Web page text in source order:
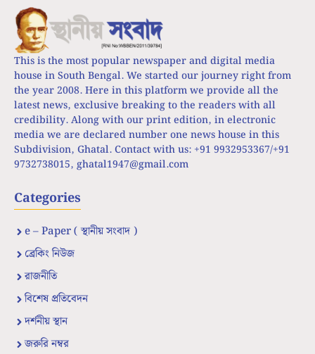
This is the most popular newspaper and digital media
house in South Bengal. We started our journey right from
the year 2008. Here in this platform we provide all the
latest news, exclusive breaking to the readers with all
credibility. Along with our print edition, in electronic
media we are declared number one news house in this
Subdivision, Ghatal. Contact with us: +91 9932953367/+91
9732738015, ghatal1947@gmail.com
Categories
e – Paper ( স্থানীয় সংবাদ )
ব্রেকিং নিউজ
রাজনীতি
বিশেষ প্রতিবেদন
দর্শনীয় স্থান
জরুরি নম্বর